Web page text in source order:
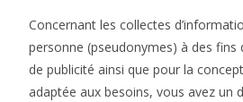
Concernant les collectes
personne (pseudonymes) à des fins
de publicité ainsi que pour la
adaptée aux besoins, vous avez un